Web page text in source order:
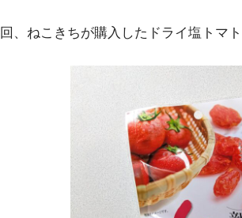
、ねこきちが購入したドライ塩トマト